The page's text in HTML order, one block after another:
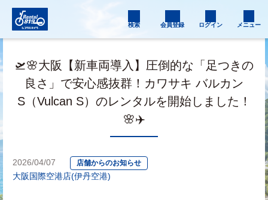
検索 会員登録 ログイン メニュー
🛫🌸大阪【新車両導入】圧倒的な「足つきの
良さ」で安心感抜群！カワサキ バルカン
S（Vulcan S）のレンタルを開始しました！
🌸✈️
2026/04/07 店舗からのお知らせ
大阪国際空港店(伊丹空港)